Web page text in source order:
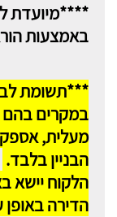
****מיועדת
באמצעות
***תשומת
במקרים בהם
מעלית,
הבניין בלבד.
הלקוח יישא
הדירה